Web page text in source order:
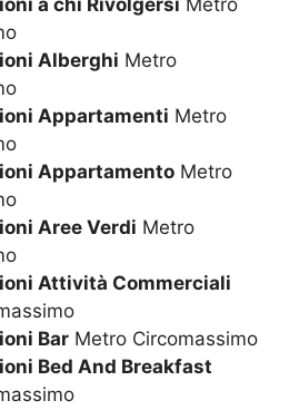
a chi Rivolgersi Metro
Alberghi Metro
Appartamenti Metro
Appartamento Metro
Aree Verdi Metro
Attività Commerciali
Bar Metro Circomassimo
Bed And Breakfast